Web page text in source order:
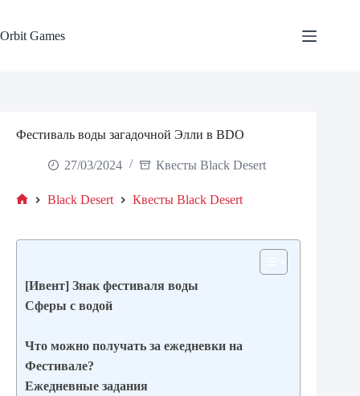
content
Orbit Games
Фестиваль воды загадочной Элли в BDO
27/03/2024 Квесты Black Desert
Black Desert Квесты Black Desert
[Ивент] Знак фестиваля воды
Сферы с водой
Что можно получать за ежедневки на
Фестивале?
Ежедневные задания